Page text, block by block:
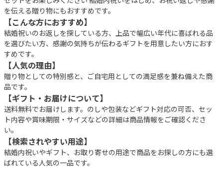
を伝える贈り物にもおすすめです。
【こんな方におすすめ】
結婚祝いのお返しを探している方、上品で幅広い年代に喜ばれる品
を選びたい方、感謝の気持ちが伝わるギフトを用意したい方におす
すめです。
【人気の理由】
贈り物としての特別感と、ご自宅用としての満足感を兼ね備えた商
品です。
【ギフト・お届けについて】
送料無料でお届けします。のしや包装などギフト対応の可否、セッ
ト内容や賞味期限・サイズなどの詳細は商品情報をご確認くださ
い。
【検索されやすい用途】
結婚内祝いやギフト、お取り寄せの用途で商品をお探しの方にも選
ばれている人気の一品です。